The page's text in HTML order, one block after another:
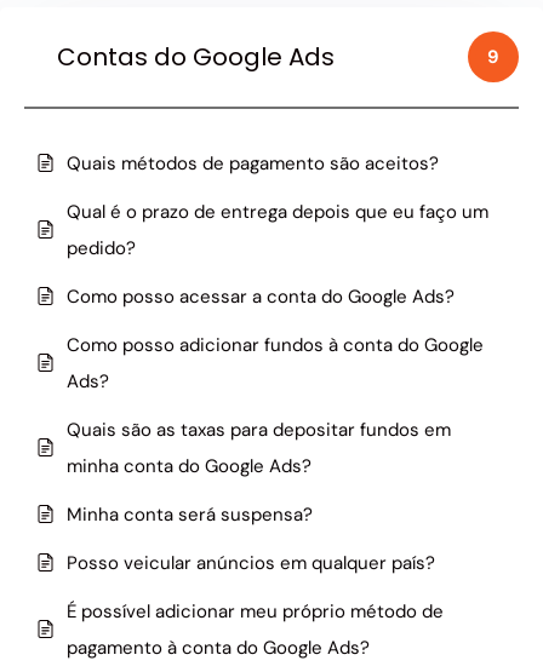
Contas do Google Ads 9
Quais métodos de pagamento são aceitos?
Qual é o prazo de entrega depois que eu faço um
pedido?
Como posso acessar a conta do Google Ads?
Como posso adicionar fundos à conta do Google
Ads?
Quais são as taxas para depositar fundos em
minha conta do Google Ads?
Minha conta será suspensa?
Posso veicular anúncios em qualquer país?
É possível adicionar meu próprio método de
pagamento à conta do Google Ads?